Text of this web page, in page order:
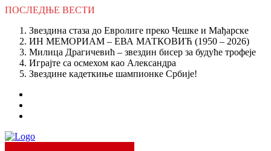
ПОСЛЕДЊЕ ВЕСТИ
Звездина стаза до Евролиге преко Чешке и Мађарске
ИН МЕМОРИАМ – ЕВА МАТКОВИЋ (1950 – 2026)
Милица Драгичевић – звездин бисер за будуће трофеје
Играјте са осмехом као Александра
Звездине кадеткиње шампионке Србије!